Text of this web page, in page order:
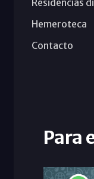
Hemeroteca
Contacto
Para